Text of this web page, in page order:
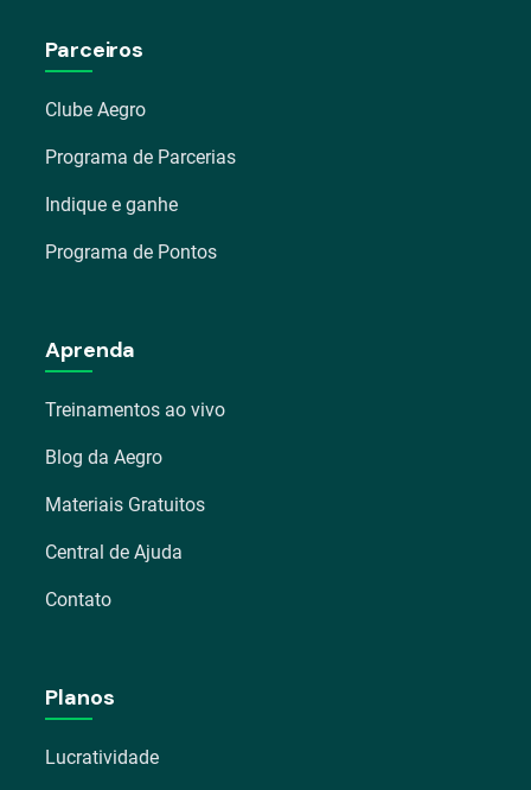
Parceiros
Clube Aegro
Programa de Parcerias
Indique e ganhe
Programa de Pontos
Aprenda
Treinamentos ao vivo
Blog da Aegro
Materiais Gratuitos
Central de Ajuda
Contato
Planos
Lucratividade